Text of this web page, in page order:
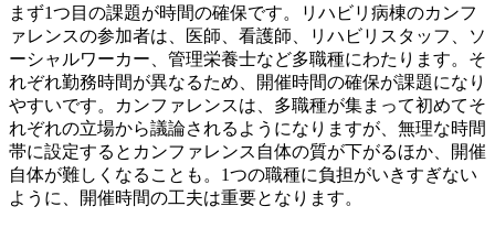
まず1つ目の課題が時間の確保です。リハビリ病棟のカンフ
ァレンスの参加者は、医師、看護師、リハビリスタッフ、ソ
ーシャルワーカー、管理栄養士など多職種にわたります。そ
れぞれ勤務時間が異なるため、開催時間の確保が課題になり
やすいです。カンファレンスは、多職種が集まって初めてそ
れぞれの立場から議論されるようになりますが、無理な時間
帯に設定するとカンファレンス自体の質が下がるほか、開催
自体が難しくなることも。1つの職種に負担がいきすぎない
ように、開催時間の工夫は重要となります。